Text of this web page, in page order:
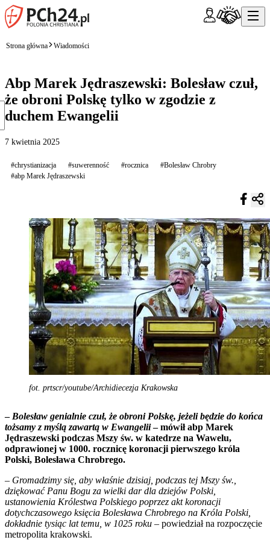
Strona główna Wiadomości
Abp Marek Jędraszewski: Bolesław czuł,
że obroni Polskę tylko w zgodzie z
duchem Ewangelii
7 kwietnia 2025
#chrystianizacja #suwerenność #rocznica
#Bolesław Chrobry
#abp Marek Jędraszewski
fot. prtscr/youtube/Archidiecezja Krakowska
– Bolesław genialnie czuł, że obroni Polskę, jeżeli będzie do końca
tożsamy z myślą zawartą w Ewangelii– mówił abp Marek
Jędraszewski podczas Mszy św. w katedrze na Wawelu,
odprawionej w 1000. rocznicę koronacji pierwszego króla
Polski, Bolesława Chrobrego.
– Gromadzimy się, aby właśnie dzisiaj, podczas tej Mszy św.,
dziękować Panu Bogu za wielki dar dla dziejów Polski,
ustanowienia Królestwa Polskiego poprzez akt koronacji
dotychczasowego księcia Bolesława Chrobrego na Króla Polski,
dokładnie tysiąc lat temu, w 1025 roku – powiedział na rozpoczęcie
metropolita krakowski.